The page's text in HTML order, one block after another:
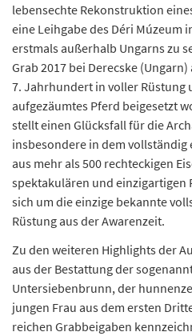
lebensechte Rekonstruktion
eine Leihgabe des Déri Múzeum
erstmals außerhalb Ungarns zu
Grab 2017 bei Derecske
7. Jahrhundert in voller Rüstung
aufgezäumtes Pferd beigesetzt
stellt einen Glücksfall für die
insbesondere in dem
aus mehr als 500 rechteckigen
spektakulären und einzigartigen
sich um die einzige bekannte
Rüstung aus der Awarenzeit.
Zu den weiteren Highlights der
aus der Bestattung der
Untersiebenbrunn, der
jungen Frau aus dem ersten
reichen Grabbeigaben